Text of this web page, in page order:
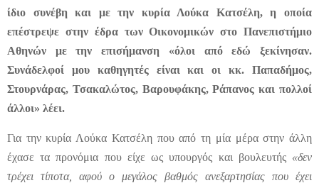
ίδιο συνέβη και με την κυρία Λούκα Κατσέλη, η οποία
επέστρεψε στην έδρα των Οικονομικών στο Πανεπιστήμιο
Αθηνών με την επισήμανση «όλοι από εδώ ξεκίνησαν.
Συνάδελφοί μου καθηγητές είναι και οι κκ. Παπαδήμος,
Στουρνάρας, Τσακαλώτος, Βαρουφάκης, Ράπανος και πολλοί
άλλοι» λέει.
Για την κυρία Λούκα Κατσέλη που από τη μία μέρα στην άλλη
έχασε τα προνόμια που είχε ως υπουργός και βουλευτής «δεν
τρέχει τίποτα, αφού ο μεγάλος βαθμός ανεξαρτησίας που έχει